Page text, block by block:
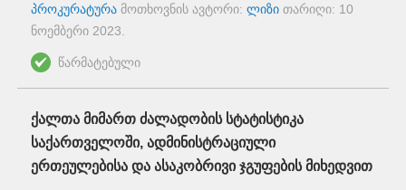
პროკურატურა მოთხოვნის ავტორი: ლიზი თარიღი: 10
ნოემბერი 2023
წარმატებული
ქალთა მიმართ ძალადობის სტატისტიკა
საქართველოში, ადმინისტრაციული
ერთეულებისა და ასაკობრივი ჯგუფების მიხედვით